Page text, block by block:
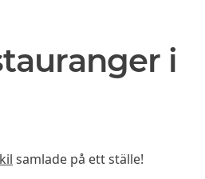
i
samlade på ett ställe!